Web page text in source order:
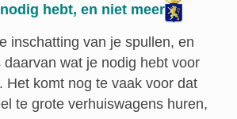
hebt, en niet meer
inschatting van je spullen, en
daarvan wat je nodig hebt voor
Het komt nog te vaak voor dat
te grote verhuiswagens huren,